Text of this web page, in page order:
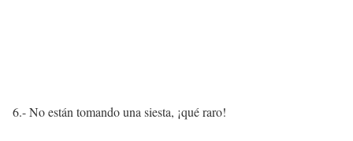
6.- No están tomando una siesta, ¡qué raro!